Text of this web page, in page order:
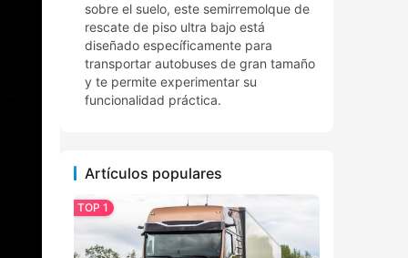
sobre el suelo, este semirremolque de
rescate de piso ultra bajo está
diseñado específicamente para
transportar autobuses de gran tamaño
y te permite experimentar su
funcionalidad práctica.
Artículos populares